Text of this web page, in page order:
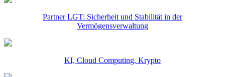
Partner LGT: Sicherheit und Stabilität in der
Vermögensverwaltung
KI, Cloud Computing, Krypto